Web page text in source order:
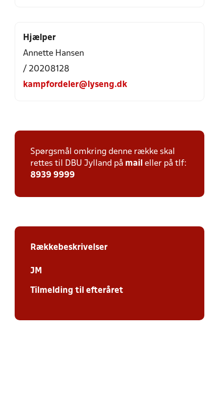
Hjælper
Annette Hansen
/ 20208128
kampfordeler@lyseng.dk
Spørgsmål omkring denne række skal
rettes til DBU Jylland på mail eller på tlf:
8939 9999
Rækkebeskrivelser
JM
Tilmelding til efteråret